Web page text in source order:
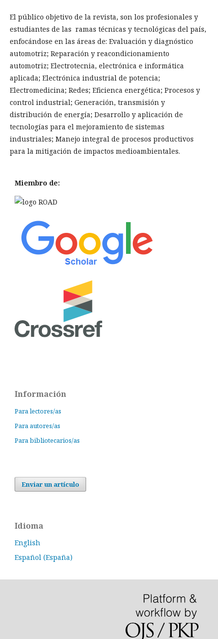
El público objetivo de la revista, son los profesionales y
estudiantes de las ramas técnicas y tecnológicas del país,
enfocándose en las áreas de: Evaluación y diagnóstico
automotriz; Reparación y reacondicionamiento
automotriz; Electrotecnia, electrónica e informática
aplicada; Electrónica industrial de potencia;
Electromedicina; Redes; Eficienca energética; Procesos y
control industrial; Generación, transmisión y
distribución de energía; Desarrollo y aplicación de
tecnologías para el mejoramiento de sistemas
industriales; Manejo integral de procesos productivos
para la mitigación de impactos medioambientales.
Miembro de:
Información
Para lectores/as
Para autores/as
Para bibliotecarios/as
Enviar un artículo
Idioma
English
Español (España)